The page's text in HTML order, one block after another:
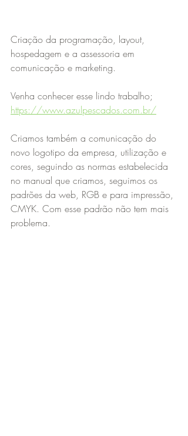
Criação da programação, layout,
hospedagem e a assessoria em
comunicação e marketing.
Venha conhecer esse lindo trabalho;
https://www.azulpescados.com.br/
Criamos também a comunicação do
novo logotipo da empresa, utilização e
cores, seguindo as normas estabelecida
no manual que criamos, seguimos os
padrões da web, RGB e para impressão,
CMYK. Com esse padrão não tem mais
problema.